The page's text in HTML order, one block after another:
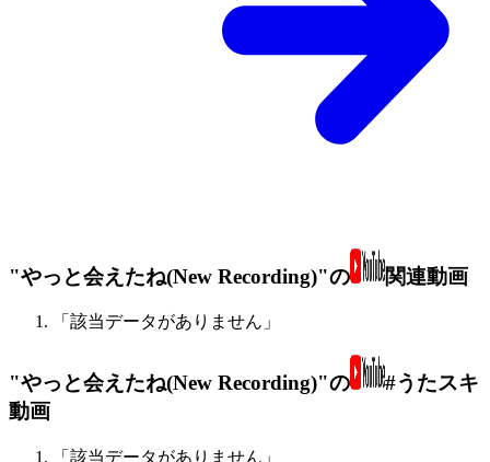
"やっと会えたね(New Recording)"の 関連動画
「該当データがありません」
"やっと会えたね(New Recording)"の
#うたスキ
動画
「該当データがありません」